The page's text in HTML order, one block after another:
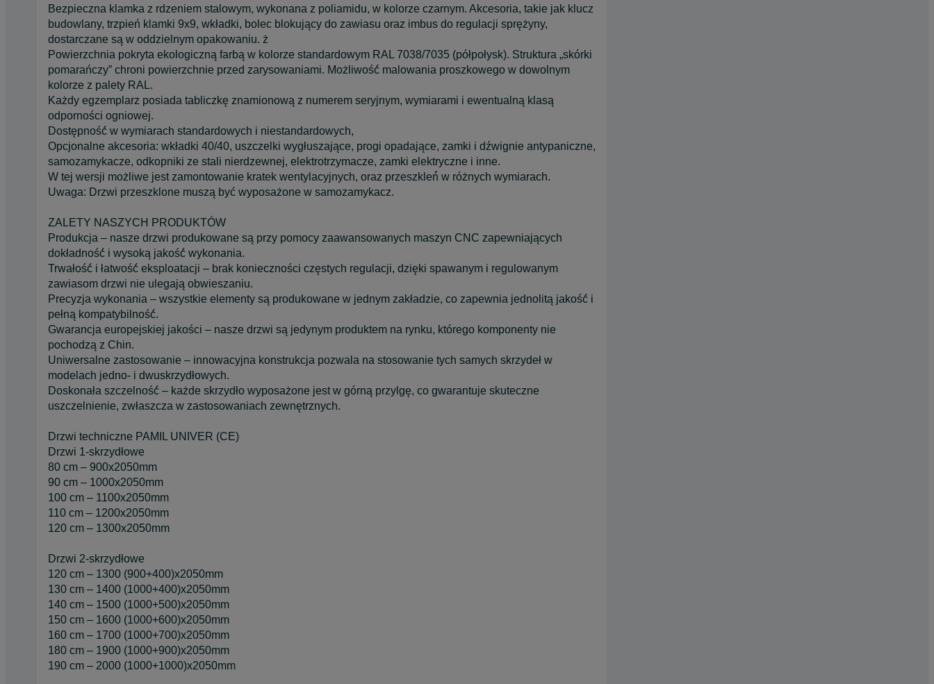
Bezpieczna klamka z rdzeniem stalowym, wykonana z poliamidu, w kolorze czarnym. Akcesoria, takie jak klucz
budowlany, trzpień klamki 9x9, wkładki, bolec blokujący do zawiasu oraz imbus do regulacji sprężyny,
dostarczane są w oddzielnym opakowaniu. ż
Powierzchnia pokryta ekologiczną farbą w kolorze standardowym RAL 7038/7035 (półpołysk). Struktura „skórki
pomarańczy” chroni powierzchnie przed zarysowaniami. Możliwość́ malowania proszkowego w dowolnym
kolorze z palety RAL.
Każdy egzemplarz posiada tabliczkę znamionową z numerem seryjnym, wymiarami i ewentualną klasą
odporności ogniowej.
Dostępność́ w wymiarach standardowych i niestandardowych,
Opcjonalne akcesoria: wkładki 40/40, uszczelki wygłuszające, progi opadające, zamki i dźwignie antypaniczne,
samozamykacze, odkopniki ze stali nierdzewnej, elektrotrzymacze, zamki elektryczne i inne.
W tej wersji możliwe jest zamontowanie kratek wentylacyjnych, oraz przeszkleń́ w różnych wymiarach.
Uwaga: Drzwi przeszklone muszą być wyposażone w samozamykacz.
ZALETY NASZYCH PRODUKTÓW
Produkcja – nasze drzwi produkowane są przy pomocy zaawansowanych maszyn CNC zapewniających
dokładność́ i wysoką jakość́ wykonania.
Trwałość́ i łatwość́ eksploatacji – brak konieczności częstych regulacji, dzięki spawanym i regulowanym
zawiasom drzwi nie ulegają obwieszaniu.
Precyzja wykonania – wszystkie elementy są produkowane w jednym zakładzie, co zapewnia jednolitą jakość́ i
pełną kompatybilność́.
Gwarancja europejskiej jakości – nasze drzwi są jedynym produktem na rynku, którego komponenty nie
pochodzą z Chin.
Uniwersalne zastosowanie – innowacyjna konstrukcja pozwala na stosowanie tych samych skrzydeł w
modelach jedno- i dwuskrzydłowych.
Doskonała szczelność́ – każde skrzydło wyposażone jest w górną przylgę, co gwarantuje skuteczne
uszczelnienie, zwłaszcza w zastosowaniach zewnętrznych.
Drzwi techniczne PAMIL UNIVER (CE)
Drzwi 1-skrzydłowe
80 cm – 900x2050mm
90 cm – 1000x2050mm
100 cm – 1100x2050mm
110 cm – 1200x2050mm
120 cm – 1300x2050mm
Drzwi 2-skrzydłowe
120 cm – 1300 (900+400)x2050mm
130 cm – 1400 (1000+400)x2050mm
140 cm – 1500 (1000+500)x2050mm
150 cm – 1600 (1000+600)x2050mm
160 cm – 1700 (1000+700)x2050mm
180 cm – 1900 (1000+900)x2050mm
190 cm – 2000 (1000+1000)x2050mm